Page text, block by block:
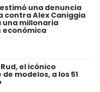
una denuncia
contra Alex Caniggia
una millonaria
económica
el icónico
modelos, a los 51